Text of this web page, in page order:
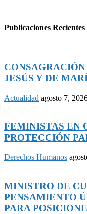
Publicaciones Recientes
JESÚS Y DE
Actualidad agosto 7,
FEMINISTAS EN
PROTECCIÓN
Derechos Humanos
MINISTRO DE
PENSAMIENTO
PARA